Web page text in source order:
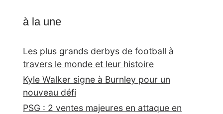
à la une
Les plus grands derbys de football à
travers le monde et leur histoire
Kyle Walker signe à Burnley pour un
nouveau défi
PSG : 2 ventes majeures en attaque en